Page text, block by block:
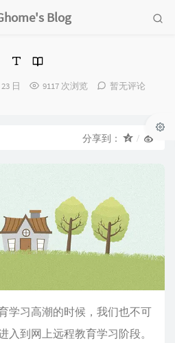
Blog
日 9117 次浏览
暂无评论
分享到：
习高潮的时候，我们也不可
入到网上远程教育学习阶段。